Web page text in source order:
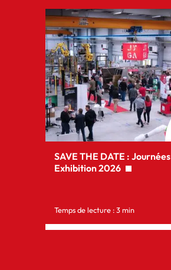
SAVE THE DATE : Journées
Exhibition 2026
Temps de lecture : 3 min